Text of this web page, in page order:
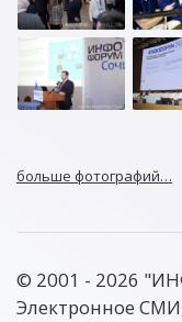
больше фотографий…
© 2001 - 2026
Электронное